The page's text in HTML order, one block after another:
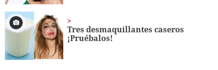
Tres desmaquillantes caseros
¡Pruébalos!